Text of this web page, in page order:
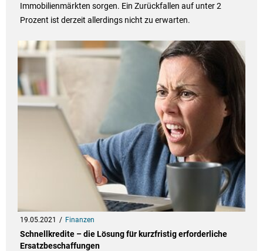
Immobilienmärkten sorgen. Ein Zurückfallen auf unter 2
Prozent ist derzeit allerdings nicht zu erwarten.
19.05.2021 Finanzen
Schnellkredite – die Lösung für kurzfristig erforderliche
Ersatzbeschaffungen